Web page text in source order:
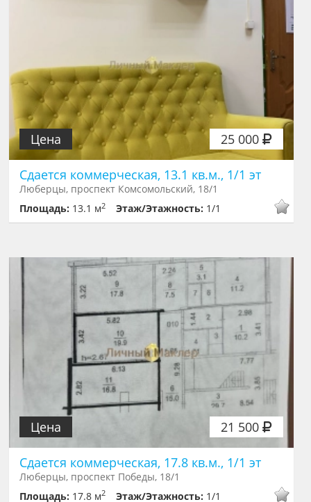
25 000
Цена
Сдается коммерческая, 13.1 кв.м., 1/1 эт
Люберцы, проспект Комсомольский, 18/1
Площадь: 13.1 м2 Этаж/Этажность: 1/1
21 500
Цена
Сдается коммерческая, 17.8 кв.м., 1/1 эт
Люберцы, проспект Победы, 18/1
Площадь: 17.8 м2 Этаж/Этажность: 1/1